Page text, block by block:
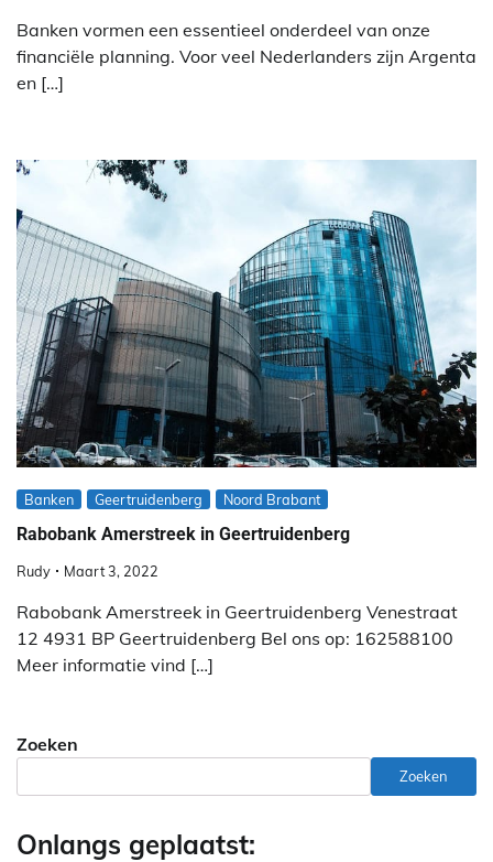
Banken vormen een essentieel onderdeel van onze
financiële planning. Voor veel Nederlanders zijn Argenta
en […]
Banken Geertruidenberg Noord Brabant
Rabobank Amerstreek in Geertruidenberg
Rudy Maart 3, 2022
Rabobank Amerstreek in Geertruidenberg Venestraat
12 4931 BP Geertruidenberg Bel ons op: 162588100
Meer informatie vind […]
Zoeken
Zoeken
Onlangs geplaatst: